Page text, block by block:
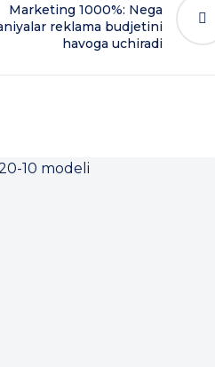
Marketing 1000%: Nega
reklama budjetini
havoga uchiradi